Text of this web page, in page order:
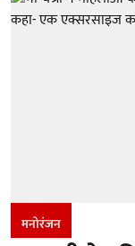
मनोरंजन